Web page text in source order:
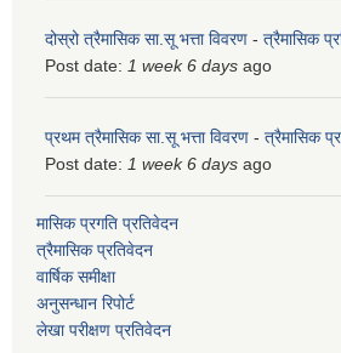
दोस्रो त्रैमासिक सा.सू भत्ता विवरण - त्रैमासिक
Post date: 1 week 6 days ago
प्रथम त्रैमासिक सा.सू भत्ता विवरण - त्रैमासिक
Post date: 1 week 6 days ago
मासिक प्रगति प्रतिवेदन
त्रैमासिक प्रतिवेदन
वार्षिक समीक्षा
अनुसन्धान रिपोर्ट
लेखा परीक्षण प्रतिवेदन